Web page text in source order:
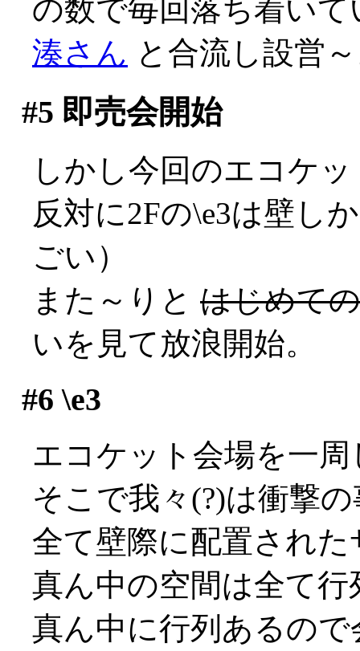
の数で毎回落ち着い
湊さん と合流し設営
#5 即売会開始
しかし今回のエコケ
反対に2Fの\e3は壁し
ごい）
また～りと はじめての
いを見て放浪開始。
#6 \e3
エコケット会場を一
そこで我々(?)は衝撃
全て壁際に配置され
真ん中の空間は全て
真ん中に行列あるの